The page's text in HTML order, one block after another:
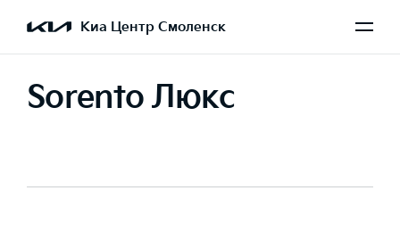
Киа Центр Смоленск
Sorento Люкс